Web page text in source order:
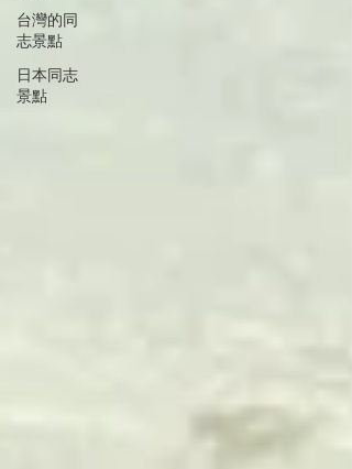
台灣的同
志景點
日本同志
景點